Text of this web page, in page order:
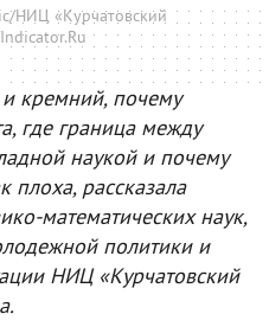
НИЦ «Курчатовский
кремний, почему
где граница между
наукой и почему
плоха, рассказала
математических наук,
политики и
НИЦ «Курчатовский